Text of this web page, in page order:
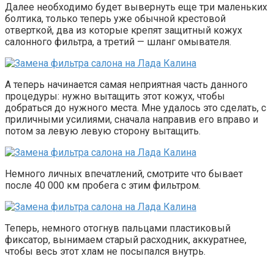
Далее необходимо будет вывернуть еще три маленьких
болтика, только теперь уже обычной крестовой
отверткой, два из которые крепят защитный кожух
салонного фильтра, а третий — шланг омывателя.
А теперь начинается самая неприятная часть данного
процедуры: нужно вытащить этот кожух, чтобы
добраться до нужного места. Мне удалось это сделать, с
приличными усилиями, сначала направив его вправо и
потом за левую левую сторону вытащить.
Немного личных впечатлений, смотрите что бывает
после 40 000 км пробега с этим фильтром.
Теперь, немного отогнув пальцами пластиковый
фиксатор, вынимаем старый расходник, аккуратнее,
чтобы весь этот хлам не посыпался внутрь.